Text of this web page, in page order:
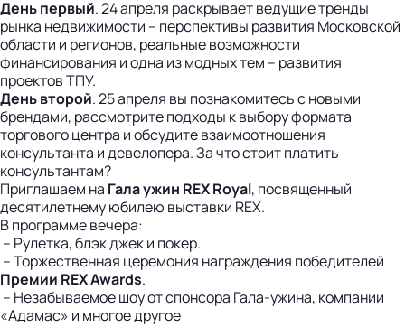
День первый. 24 апреля раскрывает ведущие тренды
рынка недвижимости – перспективы развития Московской
области и регионов, реальные возможности
финансирования и одна из модных тем – развития
проектов ТПУ.
День второй. 25 апреля вы познакомитесь с новыми
брендами, рассмотрите подходы к выбору формата
торгового центра и обсудите взаимоотношения
консультанта и девелопера. За что стоит платить
консультантам?
Приглашаем на Гала ужин REX Royal, посвященный
десятилетнему юбилею выставки REX.
В программе вечера:
– Рулетка, блэк джек и покер.
– Торжественная церемония награждения победителей
Премии REX Awards.
– Незабываемое шоу от спонсора Гала-ужина, компании
«Адамас» и многое другое